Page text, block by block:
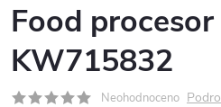
Food
KW715832
Neohodnoceno